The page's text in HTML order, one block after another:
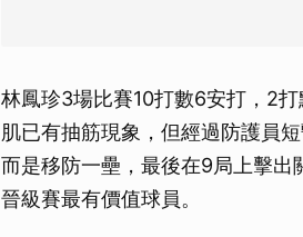
林鳳珍3場比賽10打數6安打，2
肌已有抽筋現象，但經過防護員
而是移防一壘，最後在9局上擊
晉級賽最有價值球員。